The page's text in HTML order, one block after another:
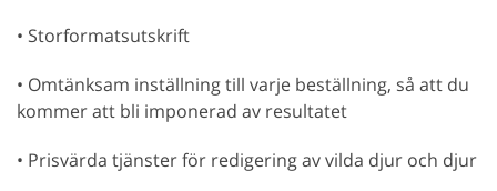
• Storformatsutskrift
• Omtänksam inställning till varje beställning, så att du
kommer att bli imponerad av resultatet
• Prisvärda tjänster för redigering av vilda djur och djur